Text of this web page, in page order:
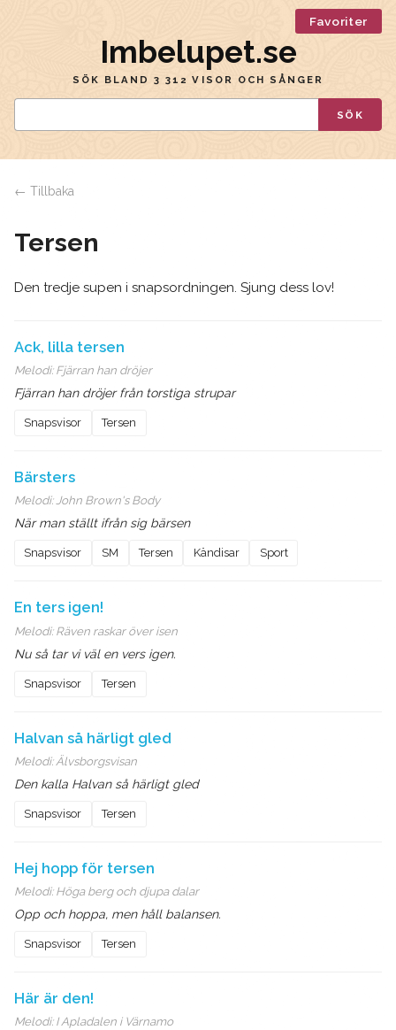
Favoriter
Imbelupet.se
SÖK BLAND 3 312 VISOR OCH SÅNGER
SÖK
← Tillbaka
Tersen
Den tredje supen i snapsordningen. Sjung dess lov!
Ack, lilla tersen
Melodi: Fjärran han dröjer
Fjärran han dröjer från torstiga strupar
Snapsvisor Tersen
Bärsters
Melodi:John Brown's Body
När man ställt ifrån sig bärsen
Snapsvisor SM Tersen Kändisar Sport
En ters igen!
Melodi: Räven raskar över isen
Nu så tar vi väl en vers igen.
Snapsvisor Tersen
Halvan så härligt gled
Melodi: Älvsborgsvisan
Den kalla Halvan så härligt gled
Snapsvisor Tersen
Hej hopp för tersen
Melodi: Höga berg och djupa dalar
Opp och hoppa, men håll balansen.
Snapsvisor Tersen
Här är den!
Melodi: I Apladalen i Värnamo